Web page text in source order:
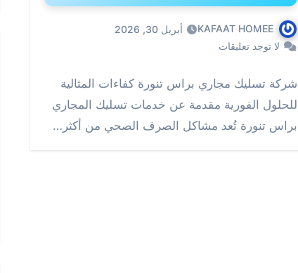
KAFAAT HOMEE
أبريل 30, 2026
لا توجد تعليقات
شركة تسليك مجاري براس تنورة كفاءات المثالية
للحلول الفورية مقدمة عن خدمات تسليك المجاري
براس تنورة تُعد مشاكل الصرف الصحي من أكثر…